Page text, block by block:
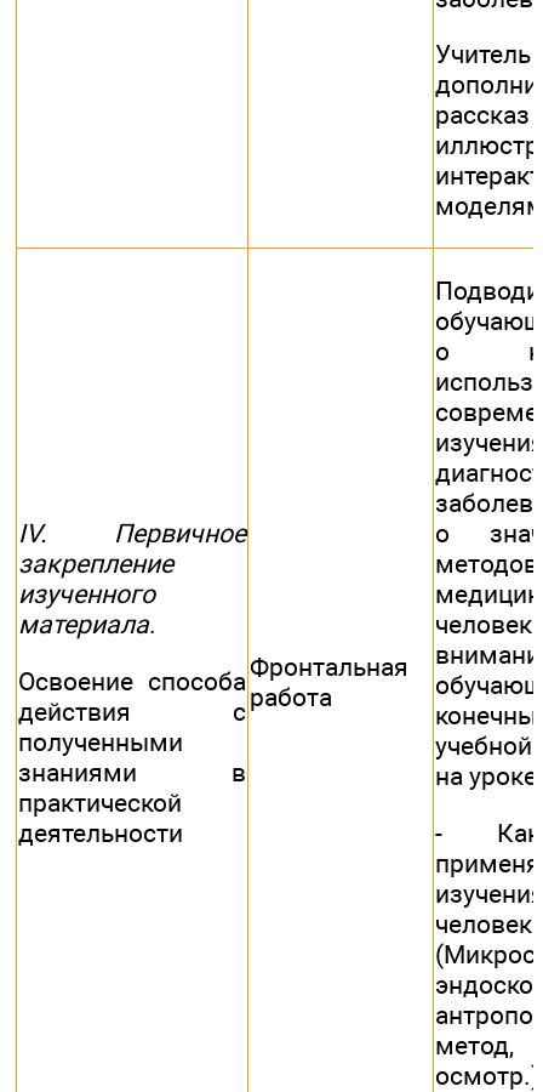
рассказ
IV. Первичное
закрепление
изученного
материала.
Освоение способа
действия с
полученными
знаниями в
практической
деятельности
Фронтальная
работа
о
о
учебной
на уроке.
-
метод,
осмотр.)